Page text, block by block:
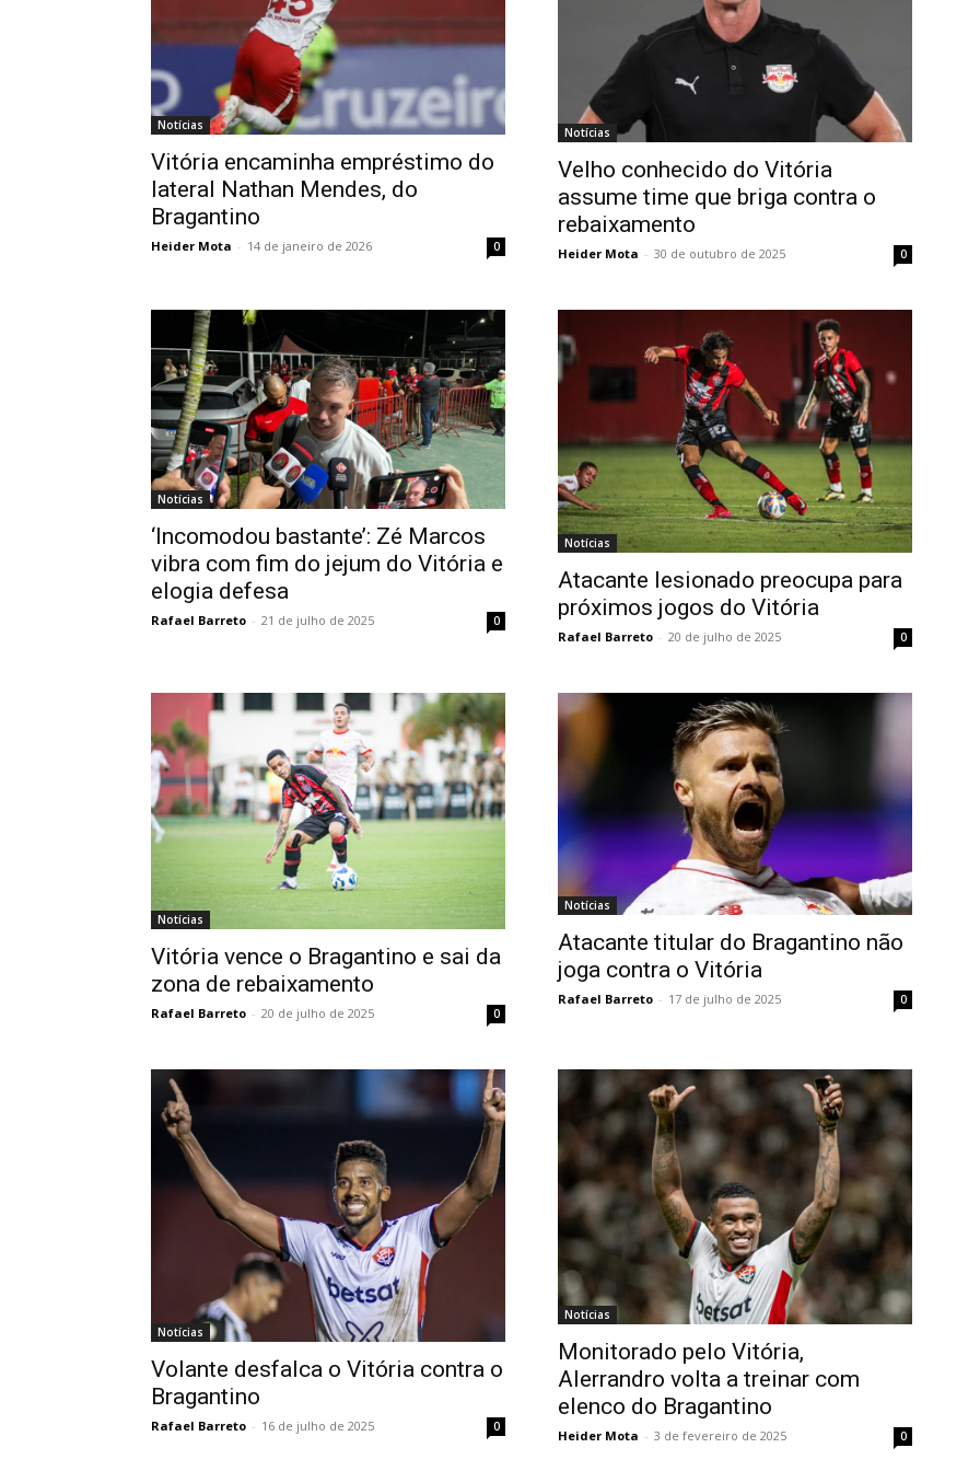
Notícias
Vitória encaminha empréstimo do
lateral Nathan Mendes, do
Bragantino
Heider Mota - 14 de janeiro de 2026 0
Notícias
Velho conhecido do Vitória
assume time que briga contra o
rebaixamento
Heider Mota - 30 de outubro de 2025 0
Notícias
‘Incomodou bastante’: Zé Marcos
vibra com fim do jejum do Vitória e
elogia defesa
Rafael Barreto - 21 de julho de 2025 0
Notícias
Atacante lesionado preocupa para
próximos jogos do Vitória
Rafael Barreto - 20 de julho de 2025 0
Notícias
Vitória vence o Bragantino e sai da
zona de rebaixamento
Rafael Barreto - 20 de julho de 2025 0
Notícias
Atacante titular do Bragantino não
joga contra o Vitória
Rafael Barreto - 17 de julho de 2025 0
Notícias
Volante desfalca o Vitória contra o
Bragantino
Rafael Barreto - 16 de julho de 2025 0
Notícias
Monitorado pelo Vitória,
Alerrandro volta a treinar com
elenco do Bragantino
Heider Mota - 3 de fevereiro de 2025 0